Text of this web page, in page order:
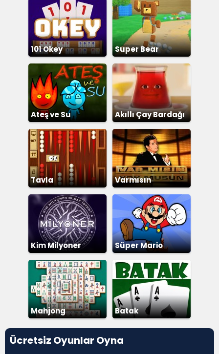
101 Okey
Super Bear
Adventure
Ateş ve Su Akıllı Çay Bardağı
Tavla
Varmısın
Yokmusun
Kim Milyoner
Olmak İster
Süper Mario
Mahjong Batak
Ücretsiz Oyunlar Oyna